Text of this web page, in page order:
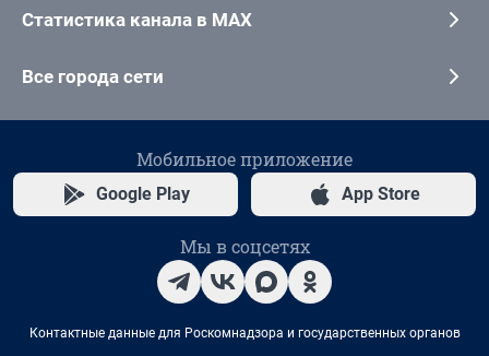
Статистика канала в MAX
Все города сети
Мобильное приложение
Google Play App Store
Мы в соцсетях
Контактные данные для Роскомнадзора и государственных органов